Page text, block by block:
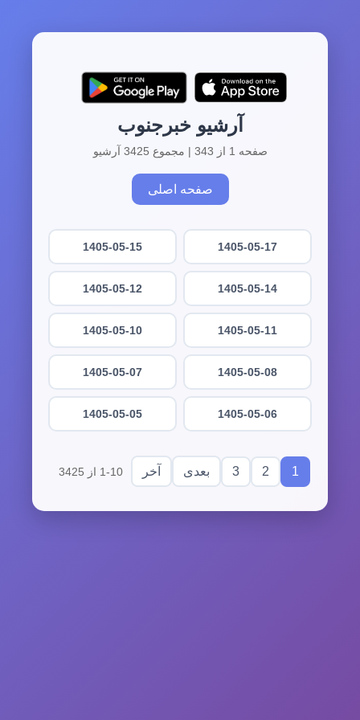
آرشیو خبرجنوب
صفحه 1 از 343 | مجموع 3425 آرشیو
صفحه اصلی
1405-05-17
1405-05-15
1405-05-14
1405-05-12
1405-05-11
1405-05-10
1405-05-08
1405-05-07
1405-05-06
1405-05-05
1
2
3 بعدی آخر 1-10 از 3425